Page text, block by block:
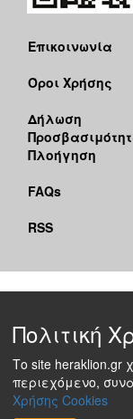
Επικοινωνία
Όροι Χρήσης
Δήλωση
Πλοήγηση
FAQs
RSS
Πολιτική
Το site heraklion.gr
περιεχόμενο,
Χρήσης Cookies